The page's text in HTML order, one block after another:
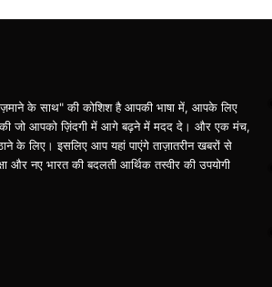
के साथ" की कोशिश है आपकी भाषा में, आपके लिए
की जो आपको ज़िंदगी में आगे बढ़ने में मदद दे। और एक मंच,
के लिए। इसलिए आप यहां पाएंगे ताज़ातरीन खबरों से
और नए भारत की बदलती आर्थिक तस्वीर की उपयोगी